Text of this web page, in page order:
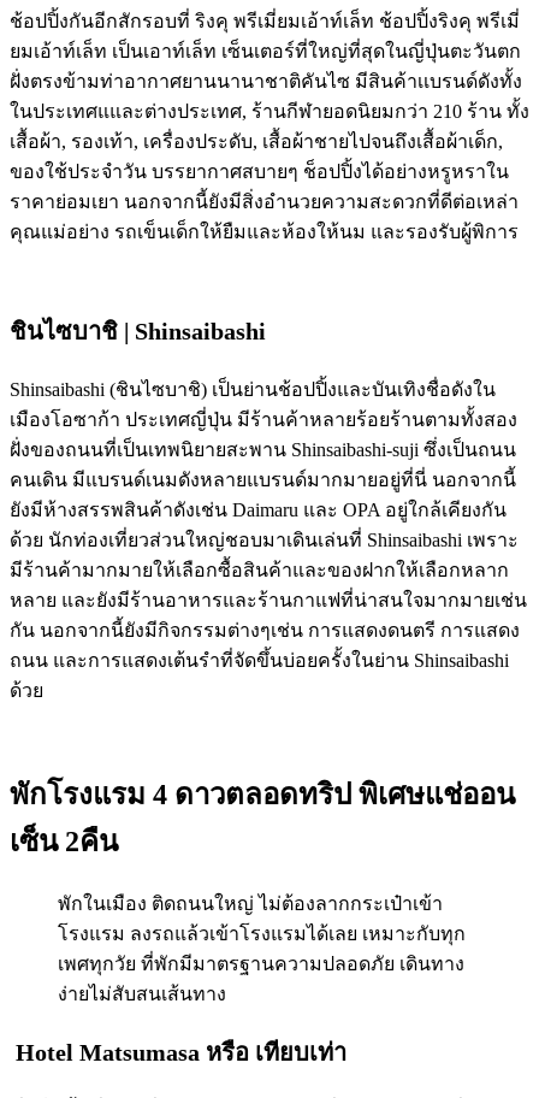
ช้อปปิ้งกันอีกสักรอบที่ ริงคุ พรีเมี่ยมเอ้าท์เล็ท ช้อปปิ้งริงคุ พรีเมี่
ยมเอ้าท์เล็ท เป็นเอาท์เล็ท เซ็นเตอร์ที่ใหญ่ที่สุดในญี่ปุ่นตะวันตก
ฝั่งตรงข้ามท่าอากาศยานนานาชาติคันไซ มีสินค้าเเบรนด์ดังทั้ง
ในประเทศแและต่างประเทศ, ร้านกีฬายอดนิยมกว่า 210 ร้าน ทั้ง
เสื้อผ้า, รองเท้า, เครื่องประดับ, เสื้อผ้าชายไปจนถึงเสื้อผ้าเด็ก,
ของใช้ประจำวัน บรรยากาศสบายๆ ช็อปปิ้งได้อย่างหรูหราใน
ราคาย่อมเยา นอกจากนี้ยังมีสิ่งอำนวยความสะดวกที่ดีต่อเหล่า
คุณแม่อย่าง รถเข็นเด็กให้ยืมและห้องให้นม และรองรับผู้พิการ
ชินไซบาชิ | Shinsaibashi
Shinsaibashi (ชินไซบาชิ) เป็นย่านช้อปปิ้งและบันเทิงชื่อดังใน
เมืองโอซาก้า ประเทศญี่ปุ่น มีร้านค้าหลายร้อยร้านตามทั้งสอง
ฝั่งของถนนที่เป็นเทพนิยายสะพาน Shinsaibashi-suji ซึ่งเป็นถนน
คนเดิน มีแบรนด์เนมดังหลายแบรนด์มากมายอยู่ที่นี่ นอกจากนี้
ยังมีห้างสรรพสินค้าดังเช่น Daimaru และ OPA อยู่ใกล้เคียงกัน
ด้วย นักท่องเที่ยวส่วนใหญ่ชอบมาเดินเล่นที่ Shinsaibashi เพราะ
มีร้านค้ามากมายให้เลือกซื้อสินค้าและของฝากให้เลือกหลาก
หลาย และยังมีร้านอาหารและร้านกาแฟที่น่าสนใจมากมายเช่น
กัน นอกจากนี้ยังมีกิจกรรมต่างๆเช่น การแสดงดนตรี การแสดง
ถนน และการแสดงเต้นรำที่จัดขึ้นบ่อยครั้งในย่าน Shinsaibashi
ด้วย
พักโรงแรม 4 ดาวตลอดทริป พิเศษแช่ออน
เซ็น 2คืน
พักในเมือง ติดถนนใหญ่ ไม่ต้องลากกระเป๋าเข้า
โรงแรม ลงรถแล้วเข้าโรงแรมได้เลย เหมาะกับทุก
เพศทุกวัย ที่พักมีมาตรฐานความปลอดภัย เดินทาง
ง่ายไม่สับสนเส้นทาง
Hotel Matsumasa หรือ เทียบเท่า